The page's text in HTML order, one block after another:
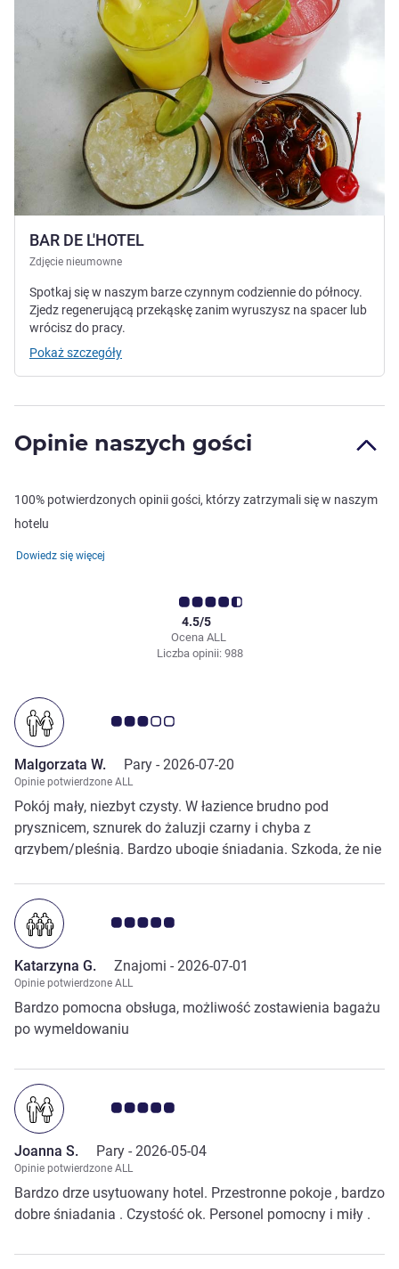
BAR DE L'HOTEL
Zdjęcie nieumowne
Spotkaj się w naszym barze czynnym codziennie do północy.
Zjedz regenerującą przekąskę zanim wyruszysz na spacer lub
wrócisz do pracy.
Pokaż szczegóły
Opinie naszych gości
100% potwierdzonych opinii gości, którzy zatrzymali się w naszym
hotelu
Dowiedz się więcej
Ocena ALL
4.5/5
Liczba opinii: 988
Ocena klientów 3.0/5
Malgorzata W. Pary - 2026-07-20
Opinie potwierdzone ALL
Pokój mały, niezbyt czysty. W łazience brudno pod
prysznicem, sznurek do żaluzji czarny i chyba z
grzybem/pleśnią. Bardzo ubogie śniadania. Szkoda, że nie
pomidor), nie było potraw na ciepło.
Ocena klientów 5.0/5
Katarzyna G. Znajomi - 2026-07-01
Opinie potwierdzone ALL
Bardzo pomocna obsługa, możliwość zostawienia bagażu
po wymeldowaniu
Ocena klientów 5.0/5
Joanna S. Pary - 2026-05-04
Opinie potwierdzone ALL
Bardzo drze usytuowany hotel. Przestronne pokoje , bardzo
dobre śniadania . Czystość ok. Personel pomocny i miły .